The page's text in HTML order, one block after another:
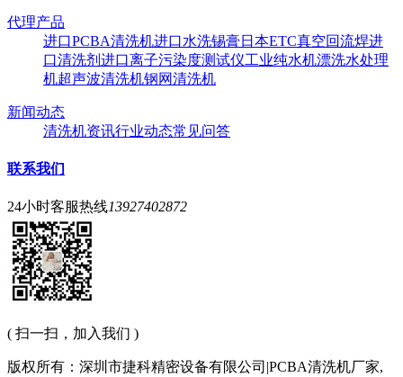
代理产品
进口PCBA清洗机进口水洗锡膏 日本ETC真空回流焊进
口清洗剂 进口离子污染度测试仪工业纯水机漂洗水处理
机超声波清洗机钢网清洗机
新闻动态
清洗机资讯行业动态常见问答
联系我们
24小时客服热线13927402872
( 扫一扫，加入我们 )
版权所有：深圳市捷科精密设备有限公司|PCBA清洗机厂家,